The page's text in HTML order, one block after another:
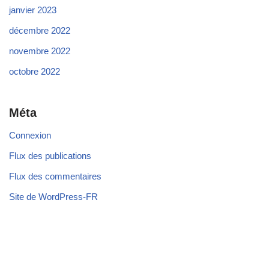
janvier 2023
décembre 2022
novembre 2022
octobre 2022
Méta
Connexion
Flux des publications
Flux des commentaires
Site de WordPress-FR